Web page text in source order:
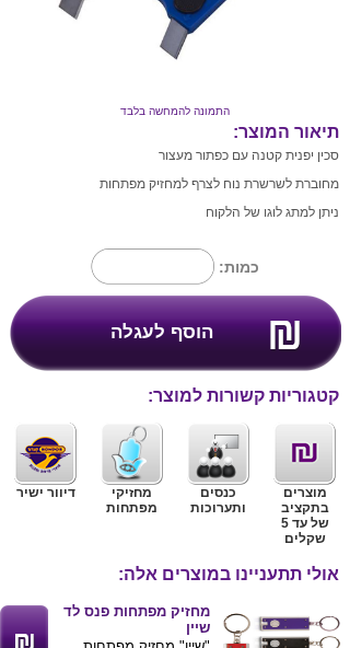
התמונה להמחשה בלבד
תיאור המוצר:
סכין יפנית קטנה עם כפתור מעצור
מחוברת לשרשרת נוח לצרף למחזיק מפתחות
ניתן למתג לוגו של הלקוח
כמות:
קטגוריות קשורות למוצר:
מוצרים
בתקציב
של עד 5
שקלים
כנסים
ותערוכות
מחזיקי
מפתחות
דיוור ישיר
אולי תתעניינו במוצרים אלה:
מחזיק מפתחות פנס לד
שיין